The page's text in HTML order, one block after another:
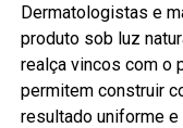
Dermatologistas e
produto sob luz
realça vincos com o
permitem construir
resultado uniforme